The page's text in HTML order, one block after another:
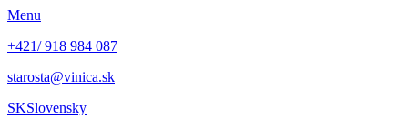
Menu
+421/ 918 984 087
starosta@vinica.sk
SKSlovensky